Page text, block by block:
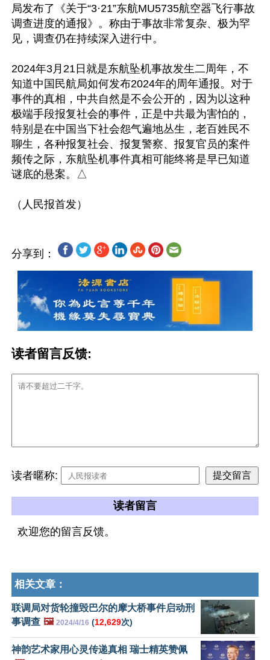
局发布了《关于“3·21”东航MU5735航空器飞行事故
调查进度的通报》。称由于事故非常复杂、极为罕
见，调查仍在持续深入进行中。
2024年3月21日就是东航坠机事故发生二周年，不
知道中国民航局如何发布2024年的周年通报。对于
事件的真相，中共自然是不会公开的，因为以这种
极端手段报复社会的事件，正是中共最为害怕的，
特别是在中国当下社会怨气遍地丛生，老百姓民不
聊生，各种报复社会、报复警察、报复官员的案件
频传之际，东航坠机事件真相可能终将是早已知道
谜底的悬案。△
分享到：
读者留言反馈:
读者暱称:
读者留言
欢迎您的留言反馈。
相关文章：
联调局对货轮撞毁巴尔的摩大桥事件启动刑
事调查 🖼️ 2024/4/16 (12,629次)
神韵艺术家用心灵传递真相 瑞士精英赞佩